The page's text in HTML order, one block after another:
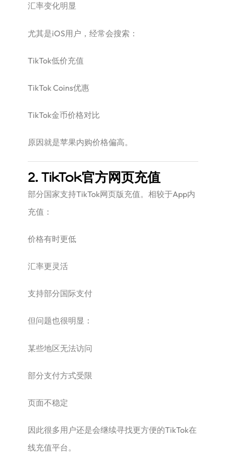
汇率变化明显
尤其是iOS用户，经常会搜索：
TikTok低价充值
TikTok Coins优惠
TikTok金币价格对比
原因就是苹果内购价格偏高。
2. TikTok官方网页充值
部分国家支持TikTok网页版充值。相较于App内
充值：
价格有时更低
汇率更灵活
支持部分国际支付
但问题也很明显：
某些地区无法访问
部分支付方式受限
页面不稳定
因此很多用户还是会继续寻找更方便的TikTok在
线充值平台。